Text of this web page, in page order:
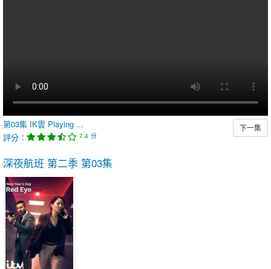
第03集 IK雲 Playing ...
評分：
7.4 分
下一集
深夜航班 第二季 第03集